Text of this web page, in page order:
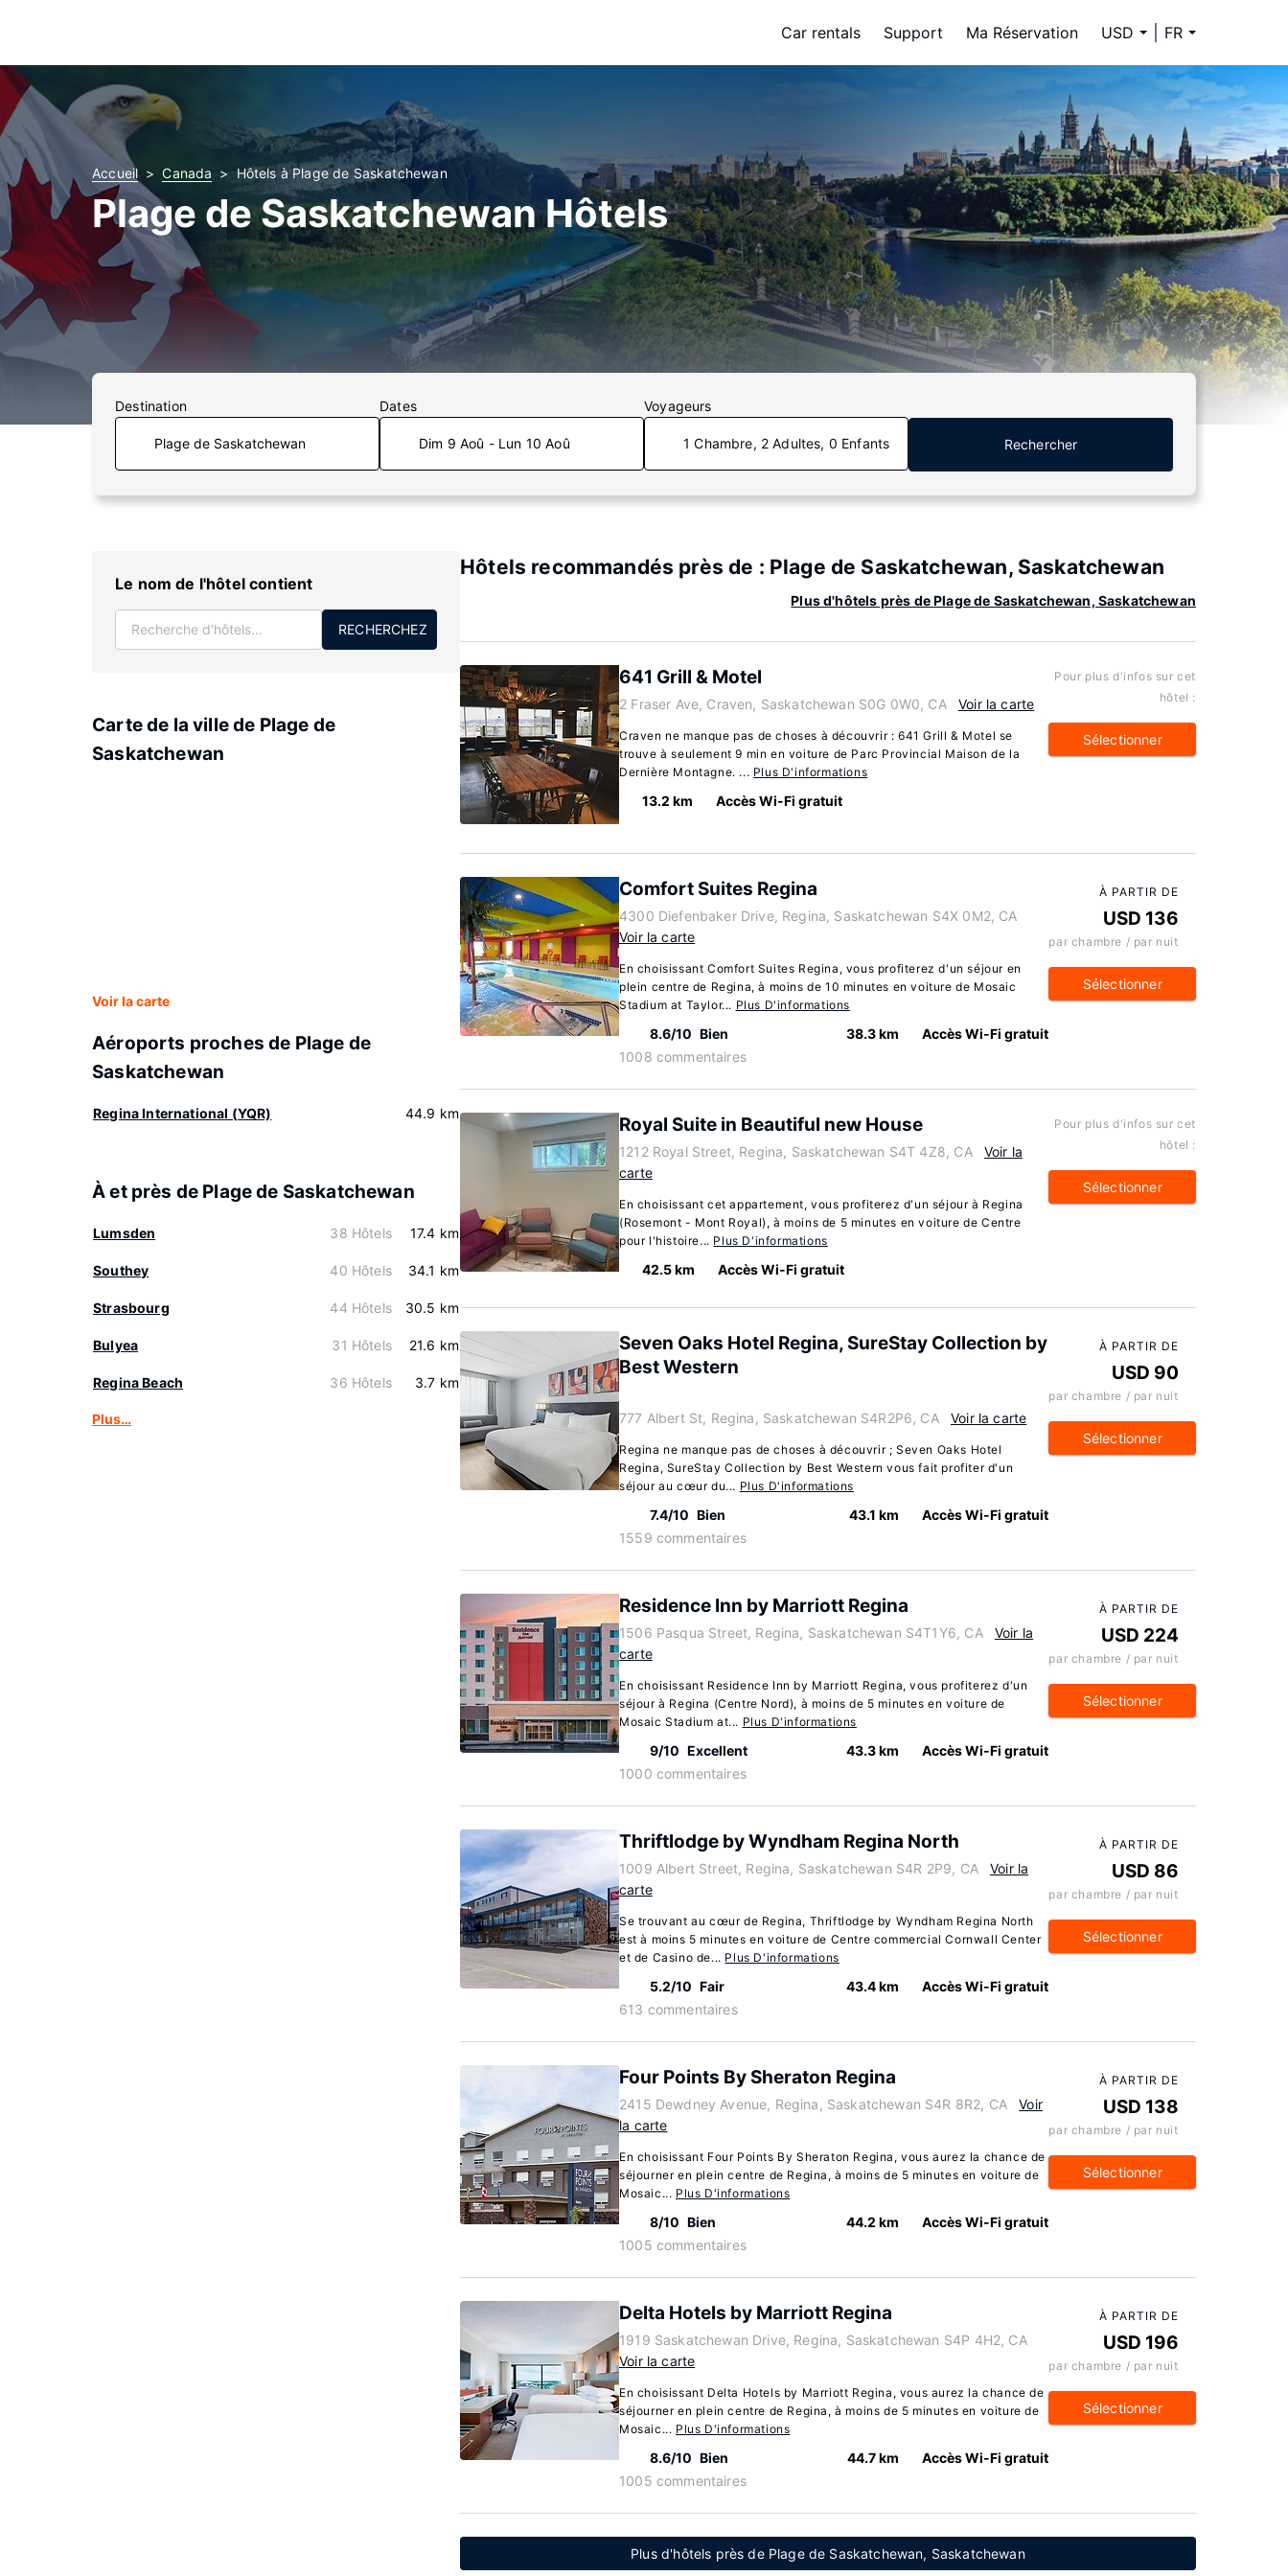
Car rentals Support Ma Réservation USD FR
Accueil Canada Hôtels à Plage de Saskatchewan
Plage de Saskatchewan Hôtels
Destination Dates
Dim 9 Aoû - Lun 10 Aoû
Voyageurs
1 Chambre, 2 Adultes, 0 Enfants Rechercher
Le nom de l'hôtel contient
RECHERCHEZ
Carte de la ville de Plage de
Saskatchewan
Voir la carte
Aéroports proches de Plage de
Saskatchewan
Regina International (YQR) 44.9 km
À et près de Plage de Saskatchewan
Lumsden 38 Hôtels 17.4 km
Southey 40 Hôtels 34.1 km
Strasbourg 44 Hôtels 30.5 km
Bulyea 31 Hôtels 21.6 km
Regina Beach 36 Hôtels 3.7 km
Plus…
Hôtels recommandés près de : Plage de Saskatchewan, Saskatchewan
Plus d'hôtels près de Plage de Saskatchewan, Saskatchewan
641 Grill & Motel
2 Fraser Ave, Craven, Saskatchewan S0G 0W0, CA Voir la carte
Craven ne manque pas de choses à découvrir : 641 Grill & Motel se
trouve à seulement 9 min en voiture de Parc Provincial Maison de la
Dernière Montagne. ... Plus D'informations
13.2 km Accès Wi-Fi gratuit
Pour plus d'infos sur cet
hôtel :
Sélectionner
Comfort Suites Regina
4300 Diefenbaker Drive, Regina, Saskatchewan S4X 0M2, CA
Voir la carte
En choisissant Comfort Suites Regina, vous profiterez d'un séjour en
plein centre de Regina, à moins de 10 minutes en voiture de Mosaic
Stadium at Taylor... Plus D'informations
8.6/10 Bien
1008 commentaires
38.3 km Accès Wi-Fi gratuit
À PARTIR DE
USD 136
par chambre / par nuit
Sélectionner
Royal Suite in Beautiful new House
1212 Royal Street, Regina, Saskatchewan S4T 4Z8, CA
Voir la
carte
En choisissant cet appartement, vous profiterez d'un séjour à Regina
(Rosemont - Mont Royal), à moins de 5 minutes en voiture de Centre
pour l'histoire... Plus D'informations
42.5 km Accès Wi-Fi gratuit
Pour plus d'infos sur cet
hôtel :
Sélectionner
Seven Oaks Hotel Regina, SureStay Collection by
Best Western
777 Albert St, Regina, Saskatchewan S4R2P6, CA Voir la carte
Regina ne manque pas de choses à découvrir ; Seven Oaks Hotel
Regina, SureStay Collection by Best Western vous fait profiter d'un
séjour au cœur du... Plus D'informations
7.4/10 Bien
1559 commentaires
43.1 km Accès Wi-Fi gratuit
À PARTIR DE
USD 90
par chambre / par nuit
Sélectionner
Residence Inn by Marriott Regina
1506 Pasqua Street, Regina, Saskatchewan S4T1Y6, CA
Voir la
carte
En choisissant Residence Inn by Marriott Regina, vous profiterez d'un
séjour à Regina (Centre Nord), à moins de 5 minutes en voiture de
Mosaic Stadium at... Plus D'informations
9/10 Excellent
1000 commentaires
43.3 km Accès Wi-Fi gratuit
À PARTIR DE
USD 224
par chambre / par nuit
Sélectionner
Thriftlodge by Wyndham Regina North
1009 Albert Street, Regina, Saskatchewan S4R 2P9, CA
Voir la
carte
Se trouvant au cœur de Regina, Thriftlodge by Wyndham Regina North
est à moins 5 minutes en voiture de Centre commercial Cornwall Center
et de Casino de... Plus D'informations
5.2/10 Fair
613 commentaires
43.4 km Accès Wi-Fi gratuit
À PARTIR DE
USD 86
par chambre / par nuit
Sélectionner
Four Points By Sheraton Regina
2415 Dewdney Avenue, Regina, Saskatchewan S4R 8R2, CA
Voir
la carte
En choisissant Four Points By Sheraton Regina, vous aurez la chance de
séjourner en plein centre de Regina, à moins de 5 minutes en voiture de
Mosaic... Plus D'informations
8/10 Bien
1005 commentaires
44.2 km Accès Wi-Fi gratuit
À PARTIR DE
USD 138
par chambre / par nuit
Sélectionner
Delta Hotels by Marriott Regina
1919 Saskatchewan Drive, Regina, Saskatchewan S4P 4H2, CA
Voir la carte
En choisissant Delta Hotels by Marriott Regina, vous aurez la chance de
séjourner en plein centre de Regina, à moins de 5 minutes en voiture de
Mosaic... Plus D'informations
8.6/10 Bien
1005 commentaires
44.7 km Accès Wi-Fi gratuit
À PARTIR DE
USD 196
par chambre / par nuit
Sélectionner
Plus d'hôtels près de Plage de Saskatchewan, Saskatchewan